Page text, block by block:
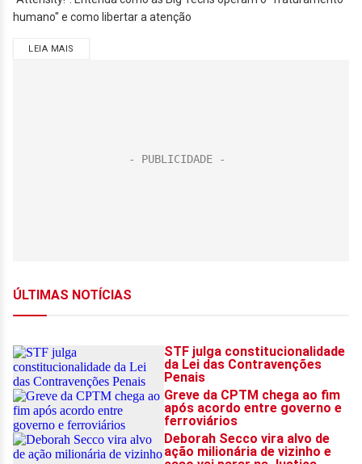
humano" e como libertar a atenção
LEIA MAIS